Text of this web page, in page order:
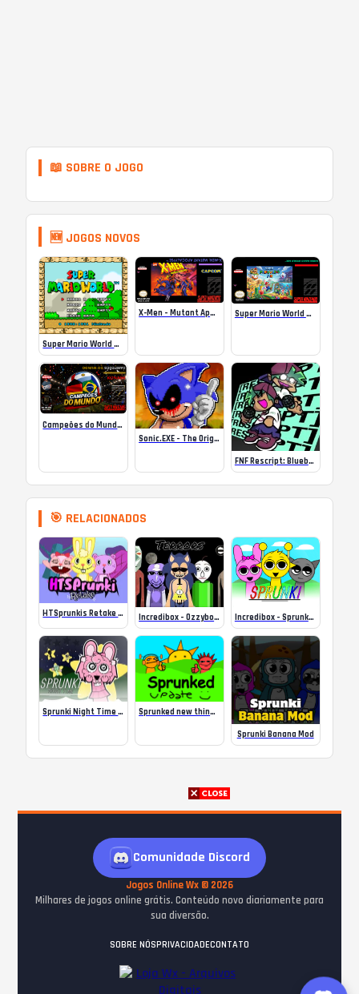
📖 SOBRE O JOGO
🆕 JOGOS NOVOS
Super Mario World SA-1 Online
X-Men – Mutant Apocalypse Rebalanced Online Super Mario World Mix Online
Campeões do Mundo (ISS) Online
Sonic.EXE – The Original Game Online
FNF Rescript: Blueballed
🎯 RELACIONADOS
HTSprunkis Retake Online Incredibox – Ozzybox terrors Incredibox – Sprunki (Low Quality)
Sprunki Night Time 2 Online
Sprunked new things (Scratch version) (NOT MINE)
Sprunki Banana Mod
Comunidade Discord
Jogos Online Wx © 2026
Milhares de jogos online grátis. Conteúdo novo diariamente para
sua diversão.
SOBRE NÓSPRIVACIDADECONTATO